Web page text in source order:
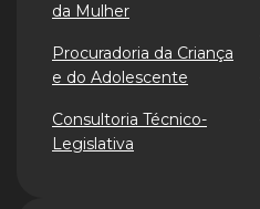
da Mulher
Procuradoria da Criança
e do Adolescente
Consultoria Técnico-
Legislativa